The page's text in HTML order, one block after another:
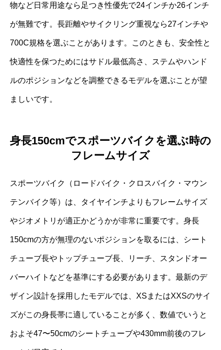
物など日常用途なら足つき性優先で24インチか26インチ
が無難です。長距離やサイクリング重視なら27インチや
700C規格を選ぶことがあります。このときも、安全性と
快適性を保つためにはサドル最低高さ、ステムやハンド
ルのポジションなどを調整できるモデルを選ぶことが望
ましいです。
身長150cmでスポーツバイクを選ぶ時の
フレームサイズ
スポーツバイク（ロードバイク・クロスバイク・マウン
テンバイク等）は、タイヤインチよりもフレームサイズ
やジオメトリが適正かどうかが非常に重要です。身長
150cmの方が無理のないポジションを取るには、シート
チューブ長やトップチューブ長、リーチ、スタンドオー
バーハイトなどを基準にする必要があります。最新のデ
ザイン設計を採用したモデルでは、XSまたはXXSのサイ
ズがこの身長帯に適していることが多く、数値でいうと
およそ47〜50cmのシートチューブや430mm前後のフレ